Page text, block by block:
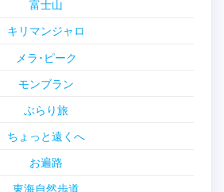
富士山
キリマンジャロ
メラ･ピーク
モンブラン
ぶらり旅
ちょっと遠くへ
お遍路
東海自然歩道